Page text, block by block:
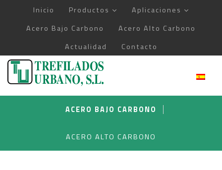
Inicio Productos
Aplicaciones
Acero Bajo Carbono
Acero Alto Carbono
Actualidad
Contacto
ACERO BAJO CARBONO
ACERO ALTO CARBONO